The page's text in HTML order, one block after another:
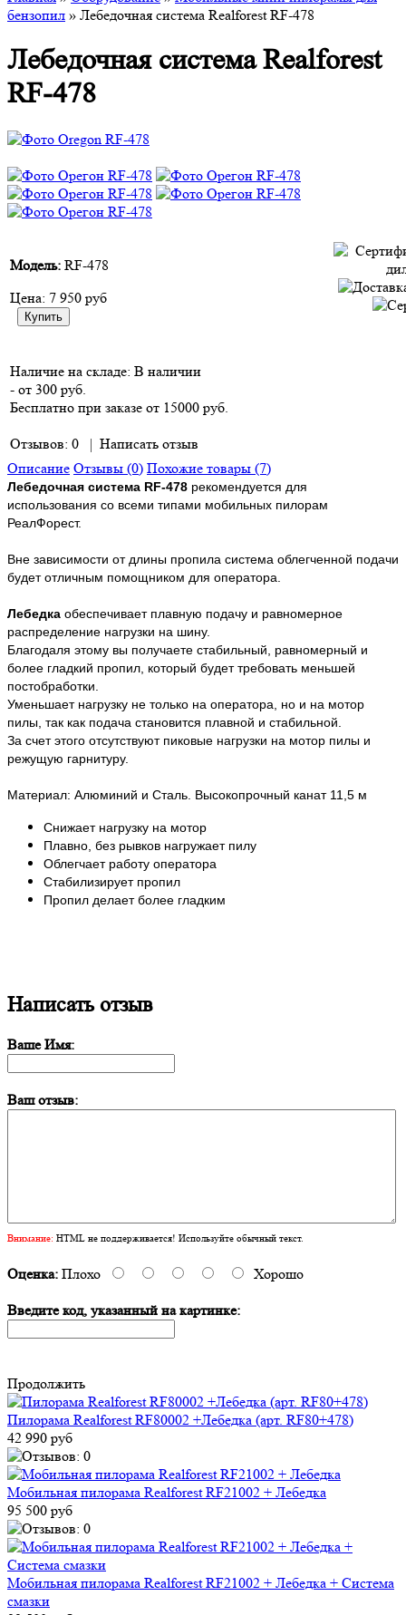
бензопил » Лебедочная система Realforest RF-478
Лебедочная система Realforest
RF-478
Модель: RF-478
Цена: 7 950 руб
Наличие на складе: В наличии
- от 300 руб.
Бесплатно при заказе от 15000 руб.
Отзывов: 0 | Написать отзыв
Описание Отзывы (0) Похожие товары (7)
Лебедочная система RF-478 рекомендуется для
использования со всеми типами мобильных пилорам
РеалФорест.
Вне зависимости от длины пропила система облегченной подачи
будет отличным помощником для оператора.
Лебедка обеспечивает плавную подачу и равномерное
распределение нагрузки на шину.
Благодаля этому вы получаете стабильный, равномерный и
более гладкий пропил, который будет требовать меньшей
постобработки.
Уменьшает нагрузку не только на оператора, но и на мотор
пилы, так как подача становится плавной и стабильной.
За счет этого отсутствуют пиковые нагрузки на мотор пилы и
режущую гарнитуру.
Материал: Алюминий и Сталь. Высокопрочный канат 11,5 м
Снижает нагрузку на мотор
Плавно, без рывков нагружает пилу
Облегчает работу оператора
Стабилизирует пропил
Пропил делает более гладким
Написать отзыв
Ваше Имя:
Ваш отзыв:
Внимание: HTML не поддерживается! Используйте обычный текст.
Оценка: Плохо Хорошо
Введите код, указанный на картинке:
Продолжить
Пилорама Realforest RF80002 +Лебедка (арт. RF80+478)
42 990 руб
Мобильная пилорама Realforest RF21002 + Лебедка
95 500 руб
Мобильная пилорама Realforest RF21002 + Лебедка + Система
смазки